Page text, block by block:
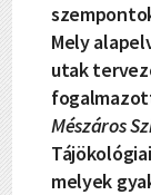
Mely
utak
Mészáros
melyek